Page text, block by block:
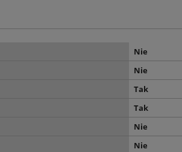
Nie
Nie
Tak
Tak
Nie
Nie